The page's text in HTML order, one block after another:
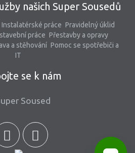
našich Super Sousedů
Instalatérské práce Pravidelný úklid
práce Přestavby a opravy
a stěhování Pomoc se spotřebiči a
IT
se k nám
Soused